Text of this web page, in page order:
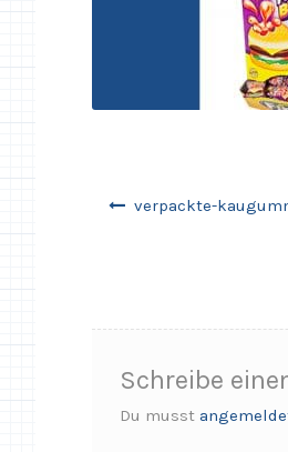
verpackte-
Schreibe
Du musst